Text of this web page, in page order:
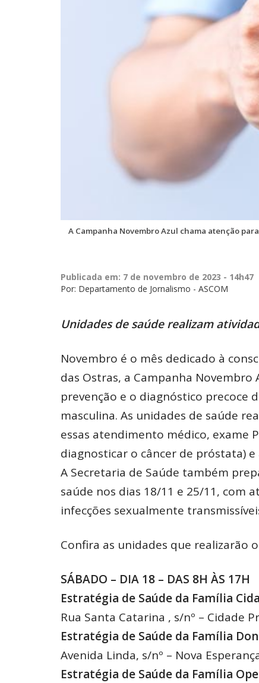
A Campanha Novembro Azul chama atenção
Publicada em: 7 de novembro de 2023 - 14h47
Por: Departamento de Jornalismo - ASCOM
Unidades de saúde realizam
Novembro é o mês dedicado à
das Ostras, a Campanha
prevenção e o diagnóstico precoce
masculina. As unidades de saúde
essas atendimento médico, exame
diagnosticar o câncer de próstata) e
A Secretaria de Saúde também
saúde nos dias 18/11 e 25/11, com
infecções sexualmente
Confira as unidades que realizarão
SÁBADO – DIA 18 – DAS 8H ÀS 17H
Estratégia de Saúde da Família
Rua Santa Catarina , s/nº – Cidade
Estratégia de Saúde da Família
Avenida Linda, s/nº – Nova
Estratégia de Saúde da Família